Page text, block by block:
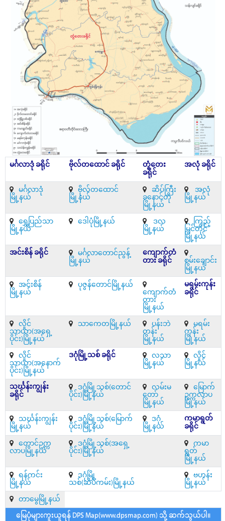
မင်္ဂလာဒုံ ခရိုင် ဗိုလ်တထောင် ခရိုင်
တွံတေး
ခရိုင်
အလုံ ခရိုင်
မင်္ဂလာဒုံ
မြို့နယ်
ဗိုလ်တထောင်
မြို့နယ်
ဆိပ်ကြီး
ခနောင်တို
မြို့နယ်
အလုံ
မြို့နယ်
ရွှေပြည်သာ
မြို့နယ်
ဒေါပုံမြို့နယ်
ဒလ
မြို့နယ်
ကြည့်
မြင်တိုင်
မြို့နယ်
အင်းစိန် ခရိုင်
မင်္ဂလာတောင်ညွန့်
မြို့နယ်
ကျောက်တံ
တား ခရိုင်
စမ်းချောင်း
မြို့နယ်
အင်းစိန်
မြို့နယ်
ပုဇွန်တောင်မြို့နယ်
ကျောက်တံ
တား
မြို့နယ်
မရမ်းကုန်း
ခရိုင်
လှိုင်
သာယာ(အရှေ့
ပိုင်း)မြို့နယ်
သာကေတမြို့နယ်
ပန်းဘဲ
တန်း
မြို့နယ်
မရမ်း
ကုန်း
မြို့နယ်
လှိုင်
သာယာ(အနောက်
ပိုင်း)မြို့နယ်
ဒဂုံမြို့သစ် ခရိုင်
လသာ
မြို့နယ်
လှိုင်
မြို့နယ်
သင်္ဃန်းကျွန်း
ခရိုင်
ဒဂုံမြို့သစ်(တောင်
ပိုင်း)မြို့နယ်
လမ်းမ
တော်
မြို့နယ်
မြောက်
ဥက္ကလာပ
မြို့နယ်
သင်္ဃန်းကျွန်း
မြို့နယ်
ဒဂုံမြို့သစ်(မြောက်
ပိုင်း)မြို့နယ်
ဒဂုံ
မြို့နယ်
ကမာရွတ်
ခရိုင်
တောင်ဥက္က
လာပမြို့နယ်
ဒဂုံမြို့သစ်(အရှေ့
ပိုင်း)မြို့နယ်
ကမာ
ရွတ်
မြို့နယ်
ရန်ကင်း
မြို့နယ်
ဒဂုံမြို့
သစ်(ဆိပ်ကမ်း)မြို့နယ်
ဗဟန်း
မြို့နယ်
တာမွေမြို့နယ်
မြေပုံများကူးယူရန် DPS Map(www.dpsmap.com) သို့ ဆက်သွယ်ပါ။